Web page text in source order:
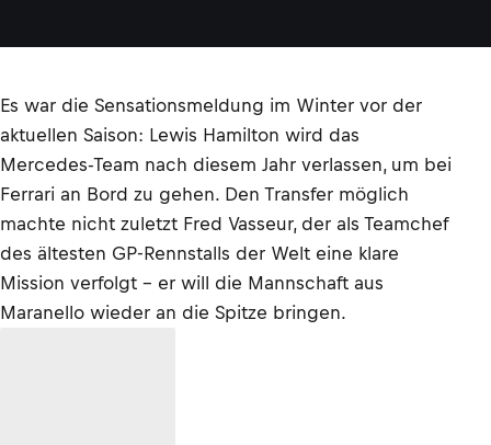
Es war die Sensationsmeldung im Winter vor der
aktuellen Saison: Lewis Hamilton wird das
Mercedes-Team nach diesem Jahr verlassen, um bei
Ferrari an Bord zu gehen. Den Transfer möglich
machte nicht zuletzt Fred Vasseur, der als Teamchef
des ältesten GP-Rennstalls der Welt eine klare
Mission verfolgt – er will die Mannschaft aus
Maranello wieder an die Spitze bringen.